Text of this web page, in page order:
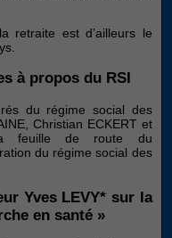
retraite est d’ailleurs le
à propos du RSI
du régime social des
Christian ECKERT et
la feuille de route du
du régime social des
Yves LEVY* sur la
en santé »